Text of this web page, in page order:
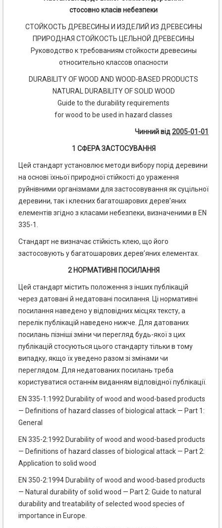
стосовно класів небезпеки
СТОЙКОСТЬ ДРЕВЕСИНЫ И ИЗДЕЛИЙ ИЗ ДРЕВЕСИНЫ
ПРИРОДНАЯ СТОЙКОСТЬ ЦЕЛЬНОЙ ДРЕВЕСИНЫ
Руководство к требованиям стойкости древесины
относительно классов опасности
DURABILITY OF WOOD AND WOOD-BASED PRODUCTS
NATURAL DURABILITY OF SOLID WOOD
Guide to the durability requirements
for wood to be used in hazard classes
Чинний від2005-01-01
1 СФЕРА ЗАСТОСУВАННЯ
Цей стандарт установлює методи вибору порід деревини
на основі їхньої природної стійкості до ураження
руйнівними організмами для застосовування як суцільної
деревини, так і клеєних багатошарових дерев’яних
елементів згідно з класами небезпеки, визначеними в EN
335-1.
Стандарт не визначає стійкість клею, що його
застосовують у багатошарових дерев’яних елементах.
2 НОРМАТИВНІ ПОСИЛАННЯ
Цей стандарт містить положення з інших публікацій
через датовані й недатовані посилання. Ці нормативні
посилання наведено у відповідних місцях тексту, а
перелік публікацій наведено нижче. Для датованих
посилань пізніші зміни чи перегляд будь-якої з цих
публікацій стосуються цього стандарту тільки в тому
випадку, якщо їх уведено разом зі змінами чи
переглядом. Для недатованих посилань треба
користуватися останнім виданням відповідної публікації.
EN 335-1:1992 Durability of wood and wood-based products
— Definitions of hazard classes of biological attack — Part 1:
General
EN 335-2:1992 Durability of wood and wood-based products
— Definitions of hazard classes of biological attack — Part 2:
Application to solid wood
EN 350-2:1994 Durability of wood and wood-based products
— Natural durability of solid wood — Part 2: Guide to natural
durability and treatability of selected wood species of
importance in Europe.